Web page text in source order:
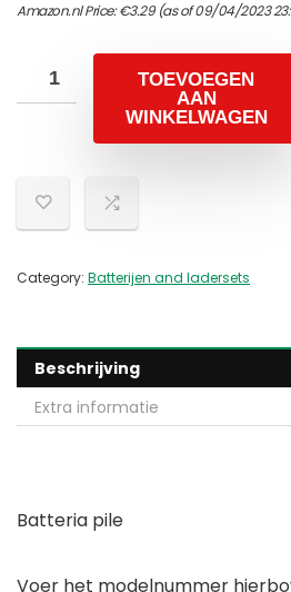
Amazon.nl Price:€3.29(as of 09/04/2023
TOEVOEGEN
AAN
WINKELWAGEN
Category: Batterijen and ladersets
Beschrijving
Extra informatie
Batteria pile
Voer het modelnummer